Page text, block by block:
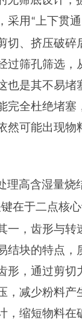
采用“ 上下贯通
切、挤压破碎
过筛孔筛选，
也是其不易堵
完全杜绝堵塞
然可能出现物
理高含湿量烧
键在于二点核
一，齿形与转
结块的特点，
形，通过剪切
，减少粉料产
，缩短物料在